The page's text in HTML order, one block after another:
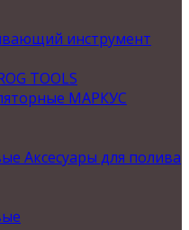
инструмент
TOOLS
МАРКУС
Аксесуары для полива